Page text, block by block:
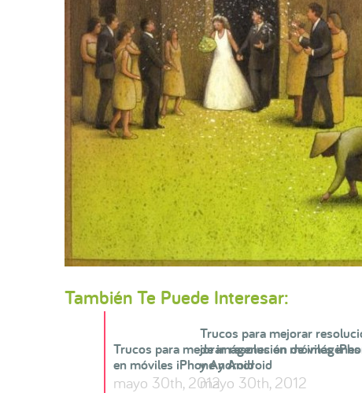
También Te Puede Interesar:
Trucos para mejorar
de imágenes en móviles
y Android
mayo 30th, 2012
Trucos para mejorar resolución de imágenes
en móviles iPhone y Android
mayo 30th, 2012